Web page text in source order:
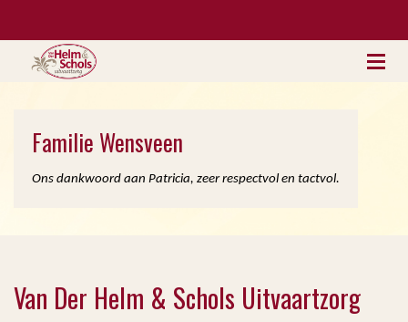
Familie Wensveen
Ons dankwoord aan Patricia, zeer respectvol en tactvol.
Van Der Helm & Schols Uitvaartzorg